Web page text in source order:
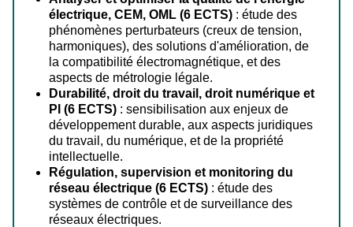
électrique, CEM, OML (6 ECTS): étude des
phénomènes perturbateurs (creux de tension,
harmoniques), des solutions d'amélioration, de
la compatibilité électromagnétique, et des
aspects de métrologie légale.
Durabilité, droit du travail, droit numérique et
PI (6 ECTS) : sensibilisation aux enjeux de
développement durable, aux aspects juridiques
du travail, du numérique, et de la propriété
intellectuelle.
Régulation, supervision et monitoring du
réseau électrique (6 ECTS): étude des
systèmes de contrôle et de surveillance des
réseaux électriques.